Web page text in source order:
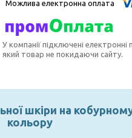
У компанії підключені
який товар не покидаючи сайту.
шкіри на
кольору